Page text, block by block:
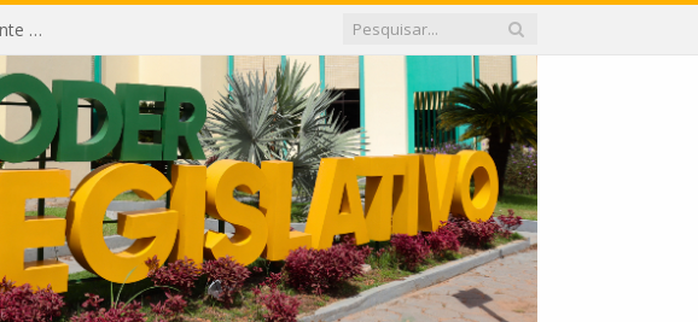
Câmara recebe palestra da Secretária Municipal de Meio Ambiente sobre as ações da “SEMANA DO MEIO AMBIENTE”